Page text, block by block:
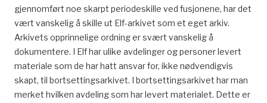
gjennomført noe skarpt periodeskille ved fusjonene, har det
vært vanskelig å skille ut Elf-arkivet som et eget arkiv.
Arkivets opprinnelige ordning er svært vanskelig å
dokumentere. I Elf har ulike avdelinger og personer levert
materiale som de har hatt ansvar for, ikke nødvendigvis
skapt, til bortsettingsarkivet. I bortsettingsarkivet har man
merket hvilken avdeling som har levert materialet. Dette er